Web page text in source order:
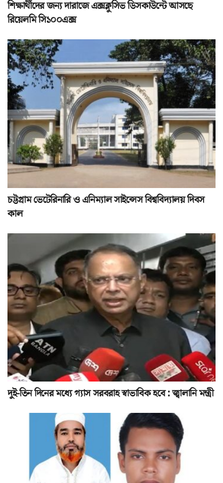
শিক্ষার্থীদের জন্য দারাজে এক্সক্লুসিভ ডিসকাউন্টে আসছে
রিয়েলমি সি১০০এক্স
চট্টগ্রাম ভেটেরিনারি ও এনিম্যাল সাইন্সেস বিশ্ববিদ্যালয় দিবস
কাল
দুই-তিন দিনের মধ্যে গ্যাস সরবরাহ স্বাভাবিক হবে : জ্বালানি মন্ত্রী